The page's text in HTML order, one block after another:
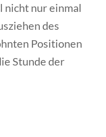
nicht nur einmal
des
Positionen
Stunde der